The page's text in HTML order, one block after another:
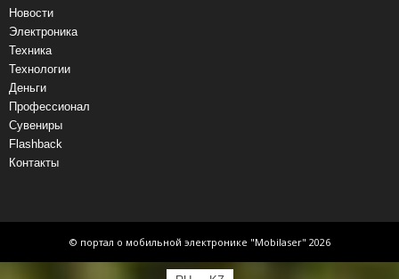
Новости
Электроника
Техника
Технологии
Деньги
Профессионал
Сувениры
Flashback
Контакты
© портал о мобильной электронике "Mobilaser" 2026